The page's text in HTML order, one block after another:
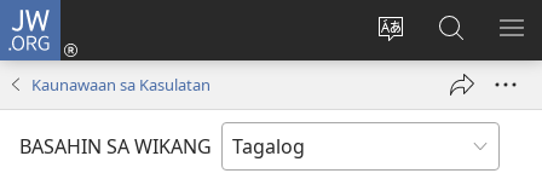
JW.ORG
Baguhin
ng
Mag-
log
bubukas
sa
JW.ORG
Kaunawaan sa Kasulatan
BASAHIN SA WIKANG